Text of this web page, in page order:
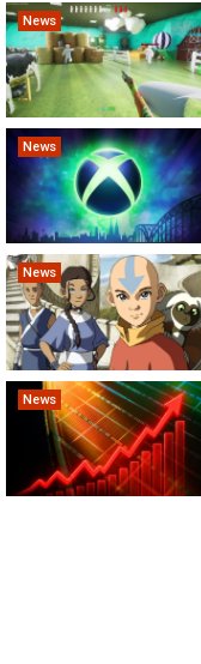
News
News
News
News